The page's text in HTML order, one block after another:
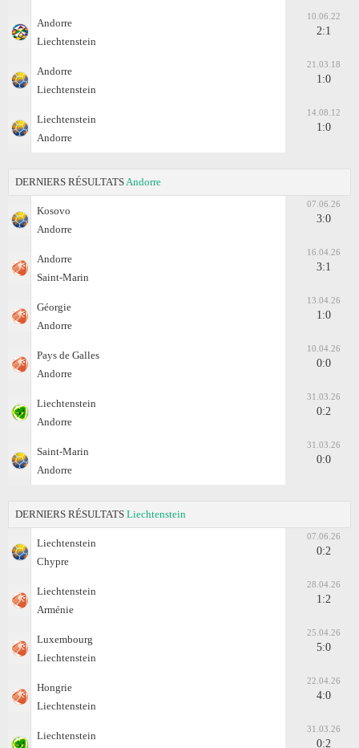
Andorre
Liechtenstein
10.06.22
2:1
Andorre
Liechtenstein
21.03.18
1:0
Liechtenstein
Andorre
14.08.12
1:0
DERNIERS RÉSULTATS Andorre
Kosovo
Andorre
07.06.26
3:0
Andorre
Saint-Marin
16.04.26
3:1
Géorgie
Andorre
13.04.26
1:0
Pays de Galles
Andorre
10.04.26
0:0
Liechtenstein
Andorre
31.03.26
0:2
Saint-Marin
Andorre
31.03.26
0:0
DERNIERS RÉSULTATS Liechtenstein
Liechtenstein
Chypre
07.06.26
0:2
Liechtenstein
Arménie
28.04.26
1:2
Luxembourg
Liechtenstein
25.04.26
5:0
Hongrie
Liechtenstein
22.04.26
4:0
Liechtenstein
31.03.26
0:2